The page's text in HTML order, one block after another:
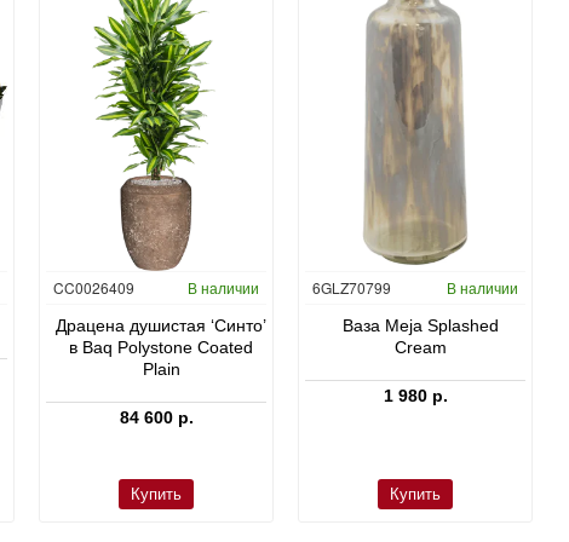
CC0026409 В наличии
Драцена душистая ‘Синто’
в Baq Polystone Coated
Plain
84 600 р.
Купить
6GLZ70799 В наличии
Ваза Meja Splashed
Cream
1 980 р.
Купить